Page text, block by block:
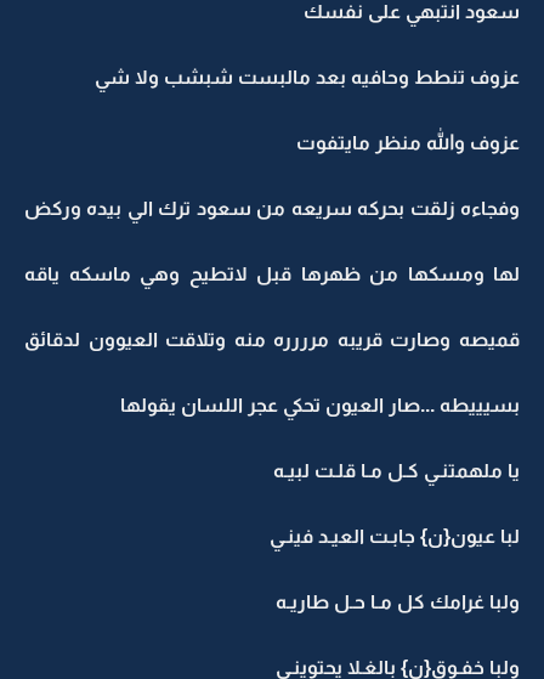
سعود انتبهي على نفسك
عزوف تنطط وحافيه بعد مالبست شبشب ولا شي
عزوف والله منظر مايتفوت
وفجاءه زلقت بحركه سريعه من سعود ترك الي بيده وركض
لها ومسكها من ظهرها قبل لاتطيح وهي ماسكه ياقه
قميصه وصارت قريبه مرررره منه وتلاقت العيوون لدقائق
بسيييطه ...صار العيون تحكي عجر اللسان يقولها
يا ملهمتنـي كـل مـا قلـت لبيـه
لبا عيون{ن} جابـت العيـد فينـي
ولبا غرامك كل مـا حـل طاريـه
ولبا خفـوق{ن} بالغـلا يحتوينـي